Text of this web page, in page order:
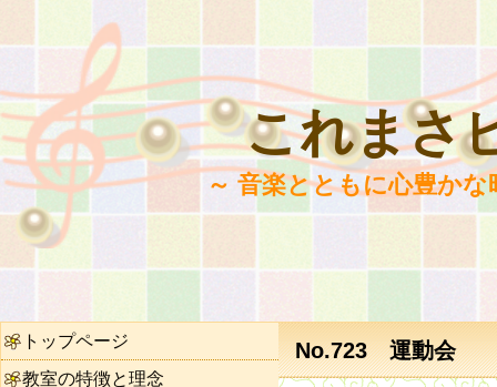
これまさ
～ 音楽とともに心豊か
No.723 運動会
トップページ
教室の特徴と理念